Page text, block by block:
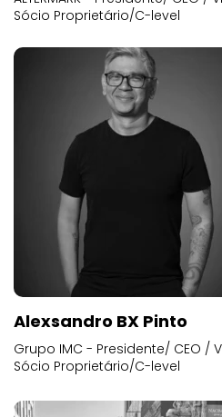
Sócio Proprietário/C-level
Alexsandro BX Pinto
Grupo IMC - Presidente/ CEO /
Sócio Proprietário/C-level